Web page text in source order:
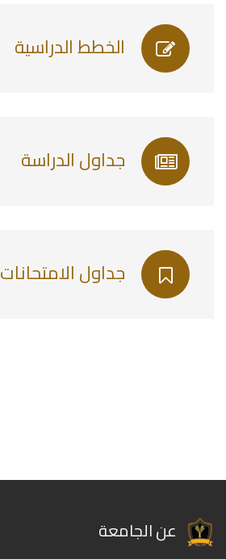
الخطط الدراسية
جداول الدراسة
جداول الامتحانات
عن الجامعة